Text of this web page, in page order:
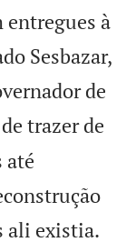
entregues à
Sesbazar,
de
trazer de
até
ali existia.